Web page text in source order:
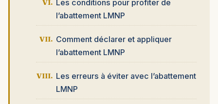
Les conditions pour profiter de
l’abattement LMNP
Comment déclarer et appliquer
l’abattement LMNP
Les erreurs à éviter avec l’abattement
LMNP